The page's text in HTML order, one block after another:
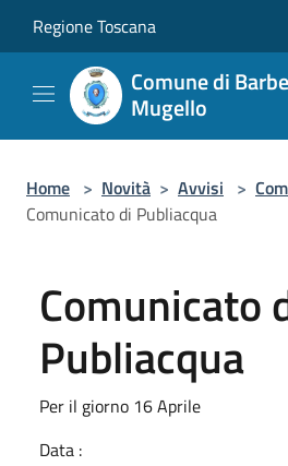
Regione Toscana
Comune di
Mugello
Home > Novità > Avvisi >
Comunicato di Publiacqua
Comunicato
Publiacqua
Per il giorno 16 Aprile
Data :